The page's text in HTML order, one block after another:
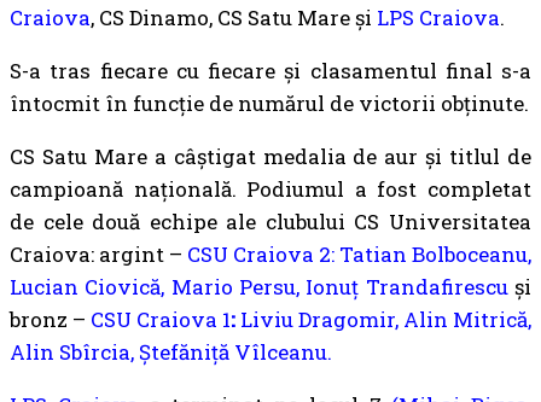
Craiova, CS Dinamo, CS Satu Mare și LPS Craiova.
S-a tras fiecare cu fiecare și clasamentul final s-a
întocmit în funcție de numărul de victorii obținute.
CS Satu Mare a câștigat medalia de aur și titlul de
campioană națională. Podiumul a fost completat
de cele două echipe ale clubului CS Universitatea
Craiova: argint – CSU Craiova 2: Tatian Bolboceanu,
Lucian Ciovică, Mario Persu, Ionuț Trandafirescuși
bronz – CSU Craiova 1: Liviu Dragomir, Alin Mitrică,
Alin Sbîrcia, Ștefăniță Vîlceanu.